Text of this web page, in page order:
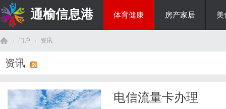
通榆信息港 体育健康 房产家居 美
门户 资讯
资讯
电信流量卡办理